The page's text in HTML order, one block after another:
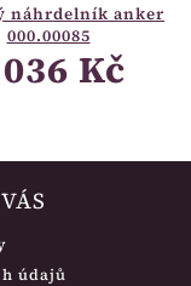
náhrdelník anker
000.00085
Kč
údajů